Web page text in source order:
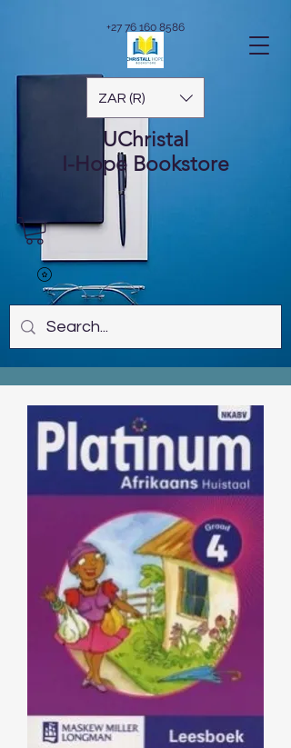
ZAR (R)
UChristal
I-Hope Bookstore
+27 76 160 8586